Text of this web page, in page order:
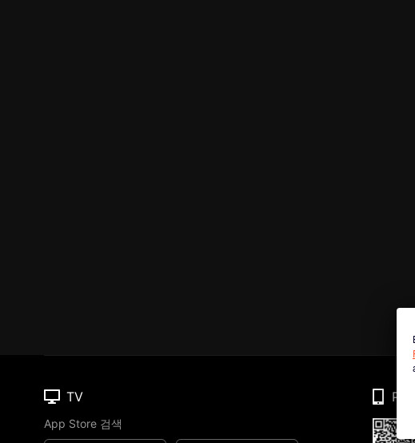
TV
App Store 검색